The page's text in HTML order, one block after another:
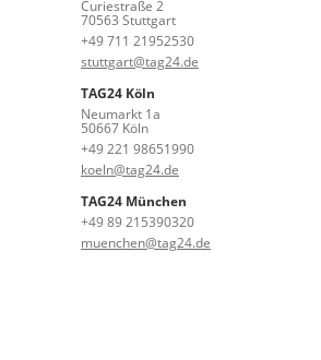
Curiestraße 2
70563 Stuttgart
+49 711 21952530
stuttgart@tag24.de
TAG24 Köln
Neumarkt 1a
50667 Köln
+49 221 98651990
koeln@tag24.de
TAG24 München
+49 89 215390320
muenchen@tag24.de